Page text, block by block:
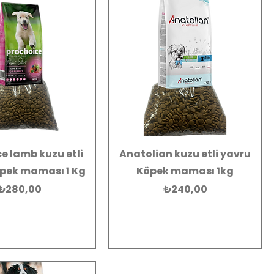
lamb kuzu etli
maması 1 Kg
Anatolian kuzu etli yavru
Köpek maması 1kg
Fiyat
₺240,00